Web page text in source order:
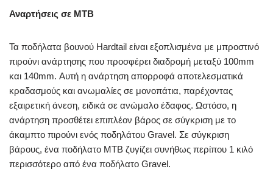
Αναρτήσεις σε MTB
Τα ποδήλατα βουνού Hardtail είναι εξοπλισμένα με μπροστινό
πιρούνι ανάρτησης που προσφέρει διαδρομή μεταξύ 100mm
και 140mm. Αυτή η ανάρτηση απορροφά αποτελεσματικά
κραδασμούς και ανωμαλίες σε μονοπάτια, παρέχοντας
εξαιρετική άνεση, ειδικά σε ανώμαλο έδαφος. Ωστόσο, η
ανάρτηση προσθέτει επιπλέον βάρος σε σύγκριση με το
άκαμπτο πιρούνι ενός ποδηλάτου Gravel. Σε σύγκριση
βάρους, ένα ποδήλατο MTB ζυγίζει συνήθως περίπου 1 κιλό
περισσότερο από ένα ποδήλατο Gravel.